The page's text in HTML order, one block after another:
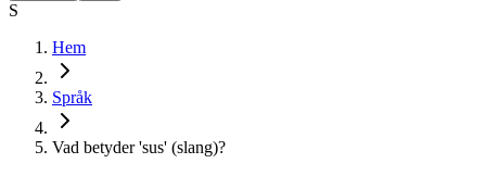
S
Hem
Språk
Vad betyder 'sus' (slang)?